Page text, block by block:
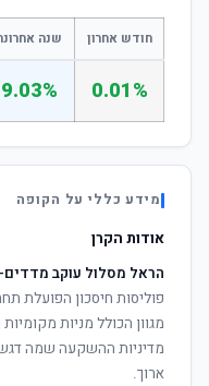
חודש אחרון שנה
0.01%
9.03%
מידע כללי על הקופה
אודות הקרן
הראל מסלול עוקב מדדים- אג"ח
פוליסות חיסכון הפועלת
מגוון הכולל מניות
מדיניות ההשקעה שמה דגש
ארוך.